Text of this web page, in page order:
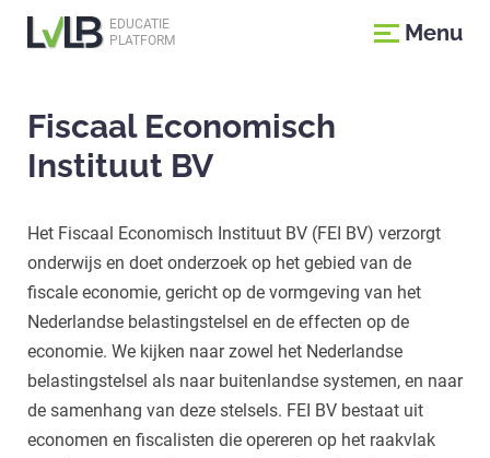
EDUCATIE
PLATFORM
Menu
Fiscaal Economisch
Instituut BV
Het Fiscaal Economisch Instituut BV (FEI BV) verzorgt
onderwijs en doet onderzoek op het gebied van de
fiscale economie, gericht op de vormgeving van het
Nederlandse belastingstelsel en de effecten op de
economie. We kijken naar zowel het Nederlandse
belastingstelsel als naar buitenlandse systemen, en naar
de samenhang van deze stelsels. FEI BV bestaat uit
economen en fiscalisten die opereren op het raakvlak